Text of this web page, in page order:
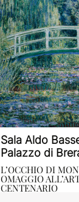
Sala Aldo
Palazzo di
L’OCCHIO DI
OMAGGIO
CENTENARIO